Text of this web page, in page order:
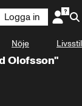
Logga in
Nöje Livsstil
Olofsson"